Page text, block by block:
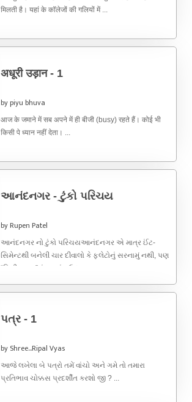
मिलती है। यहां के कॉलेजों की गलियों में ...
अधूरी उड़ान - 1
by piyu bhuva
आज के जमाने में सब अपने में ही बीजी (busy) रहते हैं। कोई भी
किसी पे ध्यान नहीं देता। ...
આનંદનગર - ટુંકો પરિચય
by Rupen Patel
આનંદનગર નો ટુંકો પરિચયઆનંદનગર એ માત્ર ઈંટ-
સિમેન્ટથી બનેલી ચાર દીવાલો કે ફ્લેટોનું સરનામું નથી, પણ
“મિની ભારત”નું જ્વલંત ઉદાહરણ ...
પત્ર - 1
by Shree...Ripal Vyas
આજે લખેલા બે પત્રો તમેં વાંચો અને ગમે તો તમારા
પ્રતિભાવ ચોક્કસ પ્રદર્શીત કરશો જી ? ...